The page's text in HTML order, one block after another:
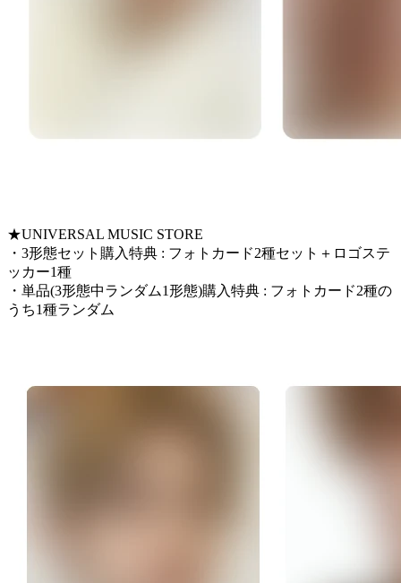
★UNIVERSAL MUSIC STORE
・3形態セット購入特典 : フォトカード2種セット＋ロゴステ
ッカー1種
・単品(3形態中ランダム1形態)購入特典 : フォトカード2種の
うち1種ランダム